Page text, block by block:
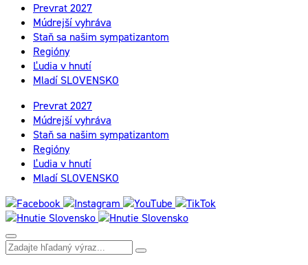
Prevrat 2027
Múdrejší vyhráva
Staň sa našim sympatizantom
Regióny
Ľudia v hnutí
Mladí SLOVENSKO
Prevrat 2027
Múdrejší vyhráva
Staň sa našim sympatizantom
Regióny
Ľudia v hnutí
Mladí SLOVENSKO